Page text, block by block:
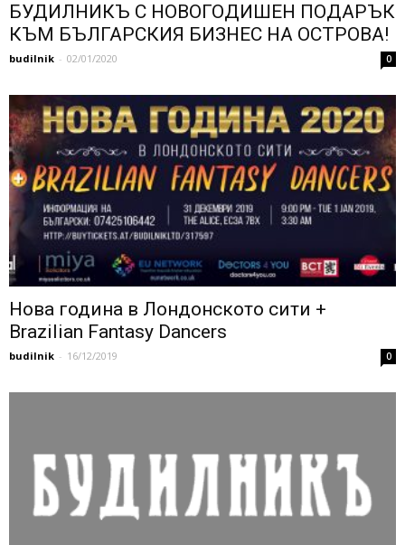
БУДИЛНИКЪ С НОВОГОДИШЕН ПОДАРЪК
КЪМ БЪЛГАРСКИЯ БИЗНЕС НА ОСТРОВА!
budilnik - 02/01/2020 0
Нова година в Лондонското сити +
Brazilian Fantasy Dancers
budilnik - 16/12/2019 0